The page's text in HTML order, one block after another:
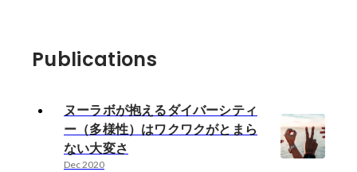
Publications
ヌーラボが抱えるダイバーシティ
ー（多様性）はワクワクがとまら
ない大変さ
Dec 2020